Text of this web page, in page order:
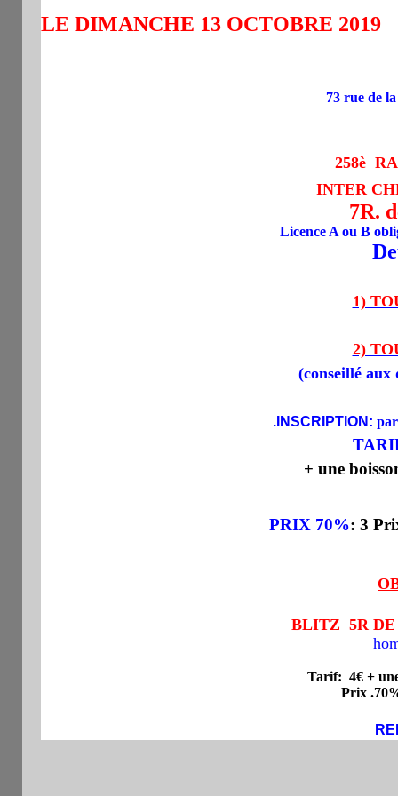
LE DIMANCHE 13 OCTOBRE 2019
73 rue de
258è
INTER
7R.
Licence A ou B
1)
2)
(conseillé aux
. INSCRIPTION:
+ une
PRIX 70%: 3
BLITZ 5R DE
Tarif: 4€ +
Prix .70%